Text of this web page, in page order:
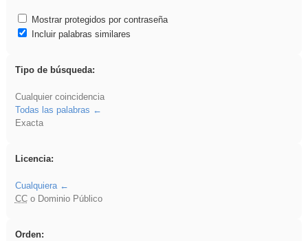
Mostrar protegidos por contraseña
Incluir palabras similares
Tipo de búsqueda:
Cualquier coincidencia
Todas las palabras
Exacta
Licencia:
Cualquiera
CCo Dominio Público
Orden: